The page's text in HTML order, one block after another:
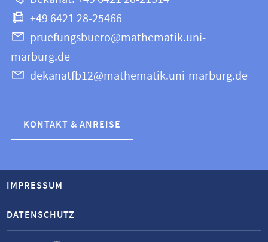
+49 6421 28-25466
pruefungsbuero@mathematik.uni-
marburg.de
dekanatfb12@mathematik.uni-marburg.de
KONTAKT & ANREISE
IMPRESSUM
DATENSCHUTZ